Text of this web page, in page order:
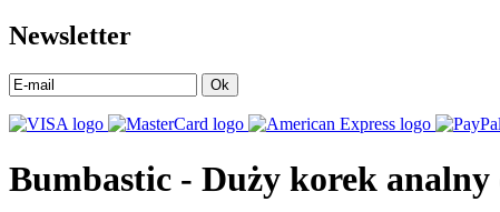
Newsletter
Ok
Bumbastic - Duży korek analny